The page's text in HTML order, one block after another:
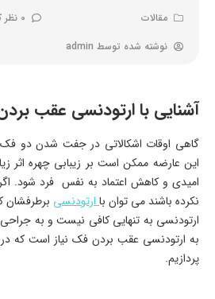
مقالات
0 نظر کاربران
نوشته شده توسط admin
آشنایی با ارتودنسی عقب
گاهی اوقات اشکالاتی در جفت شدن دو فک
این عارضه ممکن است بر زیبابی چهره اثر
امیدی و کاهش اعتماد به نفس فرد شود.
نکرده باشند می توان باارتودنسی برطرفشان
ارتودنسی به تنهایی کافی نیست و به
به ارتودنسی عقب بردن فک نیاز است که
پردازیم.